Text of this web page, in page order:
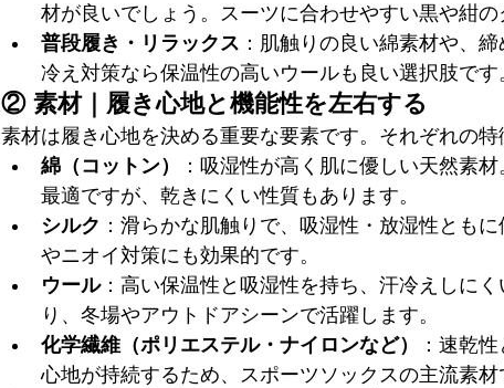
材が良いでしょう。スーツに合わせやすい黒や紺の
普段履き・リラックス ：肌触りの良い綿素材や、
冷え対策なら保温性の高いウールも良い選択肢です
② 素材｜履き心地と機能性を左右する
素材は履き心地を決める重要な要素です。それぞれの特
綿（コットン）
：吸湿性が高く肌に優しい天然素
最適ですが、乾きにくい性質もあります。
シルク ：滑らかな肌触りで、吸湿性・放湿性とも
やニオイ対策にも効果的です。
ウール：高い保温性と吸湿性を持ち、汗冷えしに
り、冬場やアウトドアシーンで活躍します。
化学繊維（ポリエステル・ナイロンなど）
：速乾
心地が持続するため、スポーツソックスの主流素材